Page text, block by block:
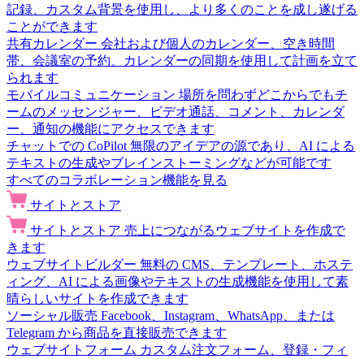
記録、カスタム背景を使用し、より多くのことを成し遂げる
ことができます
共有カレンダー 会社および個人のカレンダー、空き時間
帯、会議室の予約、カレンダーの同期を使用して計画を立て
られます
モバイルコミュニケーション 場所を問わずどこからでもチ
ームのメッセンジャー、ビデオ通話、コメント、カレンダ
ー、通知の機能にアクセスできます
チャットでの CoPilot 無限のアイデアの源であり、AI による
テキストの生成やブレインストーミングなどが可能です
すべてのコラボレーション機能を見る
サイトとストア
サイトとストア 売上につながるウェブサイトを作成で
きます
ウェブサイトビルダー 無料の CMS、テンプレート、ホステ
ィング、AI による画像やテキストの生成機能を使用して素
晴らしいサイトを作成できます
ソーシャル販売 Facebook、Instagram、WhatsApp、または
Telegram から商品を直接販売できます
ウェブサイトフォーム カスタム注文フォーム、登録・フィ